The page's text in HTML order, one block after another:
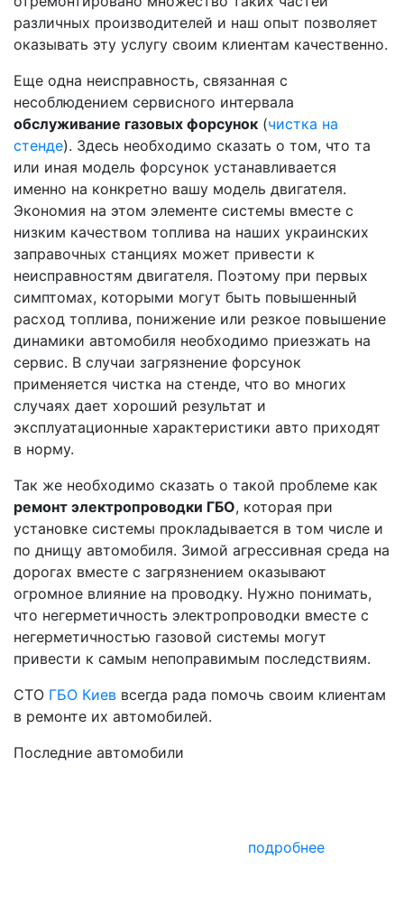
различных производителей и наш опыт позволяет
оказывать эту услугу своим клиентам качественно.
Еще одна неисправность, связанная с
несоблюдением сервисного интервала
обслуживание газовых форсунок (чистка на
стенде). Здесь необходимо сказать о том, что та
или иная модель форсунок устанавливается
именно на конкретно вашу модель двигателя.
Экономия на этом элементе системы вместе с
низким качеством топлива на наших украинских
заправочных станциях может привести к
неисправностям двигателя. Поэтому при первых
симптомах, которыми могут быть повышенный
расход топлива, понижение или резкое повышение
динамики автомобиля необходимо приезжать на
сервис. В случаи загрязнение форсунок
применяется чистка на стенде, что во многих
случаях дает хороший результат и
эксплуатационные характеристики авто приходят
в норму.
Так же необходимо сказать о такой проблеме как
ремонт электропроводки ГБО, которая при
установке системы прокладывается в том числе и
по днищу автомобиля. Зимой агрессивная среда на
дорогах вместе с загрязнением оказывают
огромное влияние на проводку. Нужно понимать,
что негерметичность электропроводки вместе с
негерметичностью газовой системы могут
привести к самым непоправимым последствиям.
СТО ГБО Киев всегда рада помочь своим клиентам
в ремонте их автомобилей.
Последние автомобили
подробнее